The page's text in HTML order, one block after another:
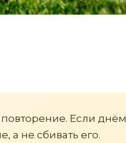
Если днём
а не сбивать его.